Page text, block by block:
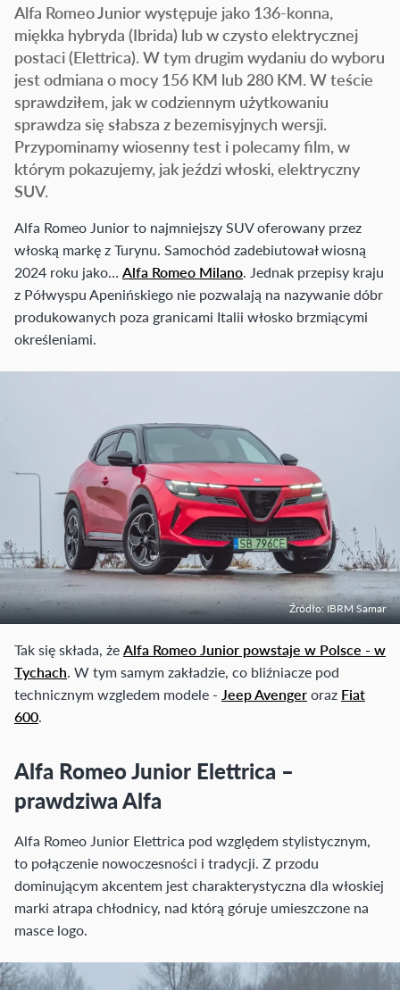
Alfa Romeo Junior występuje jako 136-konna,
miękka hybryda (Ibrida) lub w czysto elektrycznej
postaci (Elettrica). W tym drugim wydaniu do wyboru
jest odmiana o mocy 156 KM lub 280 KM. W teście
sprawdziłem, jak w codziennym użytkowaniu
sprawdza się słabsza z bezemisyjnych wersji.
Przypominamy wiosenny test i polecamy film, w
którym pokazujemy, jak jeździ włoski, elektryczny
SUV.
Alfa Romeo Junior to najmniejszy SUV oferowany przez
włoską markę z Turynu. Samochód zadebiutował wiosną
2024 roku jako… Alfa Romeo Milano. Jednak przepisy kraju
z Półwyspu Apenińskiego nie pozwalają na nazywanie dóbr
produkowanych poza granicami Italii włosko brzmiącymi
określeniami.
Źródło: IBRM Samar
Tak się składa, żeAlfa Romeo Junior powstaje w Polsce - w
Tychach. W tym samym zakładzie, co bliźniacze pod
technicznym wzgledem modele - Jeep Avengeroraz Fiat
600.
Alfa Romeo Junior Elettrica –
prawdziwa Alfa
Alfa Romeo Junior Elettrica pod względem stylistycznym,
to połączenie nowoczesności i tradycji. Z przodu
dominującym akcentem jest charakterystyczna dla włoskiej
marki atrapa chłodnicy, nad którą góruje umieszczone na
masce logo.